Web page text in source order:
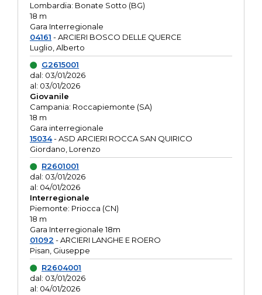
Lombardia: Bonate Sotto (BG)
18 m
Gara Interregionale
04161 - ARCIERI BOSCO DELLE QUERCE
Luglio, Alberto
G2615001
dal: 03/01/2026
al: 03/01/2026
Giovanile
Campania: Roccapiemonte (SA)
18 m
Gara interregionale
15034- ASD ARCIERI ROCCA SAN QUIRICO
Giordano, Lorenzo
R2601001
dal: 03/01/2026
al: 04/01/2026
Interregionale
Piemonte: Priocca (CN)
18 m
Gara Interregionale 18m
01092 - ARCIERI LANGHE E ROERO
Pisan, Giuseppe
R2604001
dal: 03/01/2026
al: 04/01/2026